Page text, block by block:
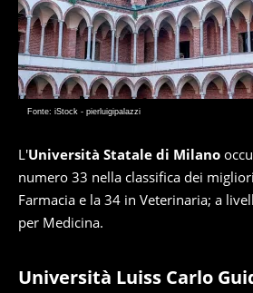
Fonte: iStock - pierluigipalazzi
L'Università Statale di Milano
numero 33 nella classifica dei
Farmacia e la 34 in Veterinaria; a
per Medicina.
Università Luiss Carlo